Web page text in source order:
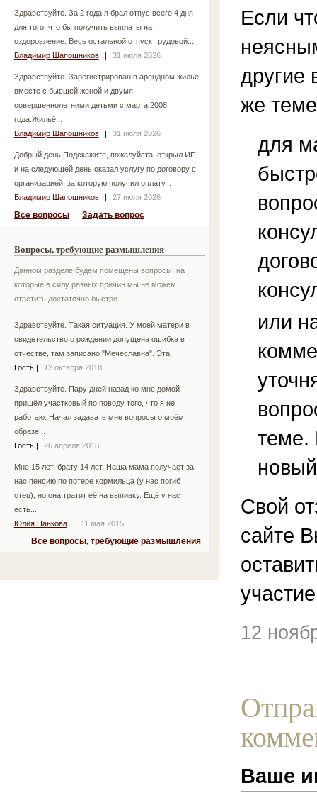
Здравствуйте. За 2 года я брал отпус всего 4 дня
для того, что бы получить выплаты на
оздоровление. Весь остальной отпуск трудовой...
Владимир Шапошников
| 31 июля 2026
Здравствуйте. Зарегистрирован в арендном жилье
вместе с бывшей женой и двумя
совершеннолетними детьми с марта 2008
года.Жильё...
Владимир Шапошников
| 31 июля 2026
Добрый день!Подскажите, пожалуйста, открыл ИП
и на следующей день оказал услугу по договору с
организацией, за которую получил оплату...
Владимир Шапошников
| 27 июля 2026
Все вопросы Задать вопрос
Вопросы, требующие размышления
Данном разделе будем помещены вопросы, на
которые в силу разных причин мы не можем
ответить достаточно быстро.
Здравствуйте. Такая ситуация. У моей матери в
свидетельство о рождении допущена ошибка в
отчестве, там записано "Мечеславна". Эта...
Гость
12 октября 2018
Здравствуйте. Пару дней назад ко мне домой
пришёл участковый по поводу того, что я не
работаю. Начал задавать мне вопросы о моём
образе...
Гость
26 апреля 2018
Мне 15 лет, брату 14 лет. Наша мама получает за
нас пенсию по потере кормильца (у нас погиб
отец), но она тратит её на выпивку. Ещё у нас
есть...
Юлия Панкова
11 мая 2015
Все вопросы, требующие размышления
Если
другие
же
для
или
теме.
Свой
сайте
12
Ваше